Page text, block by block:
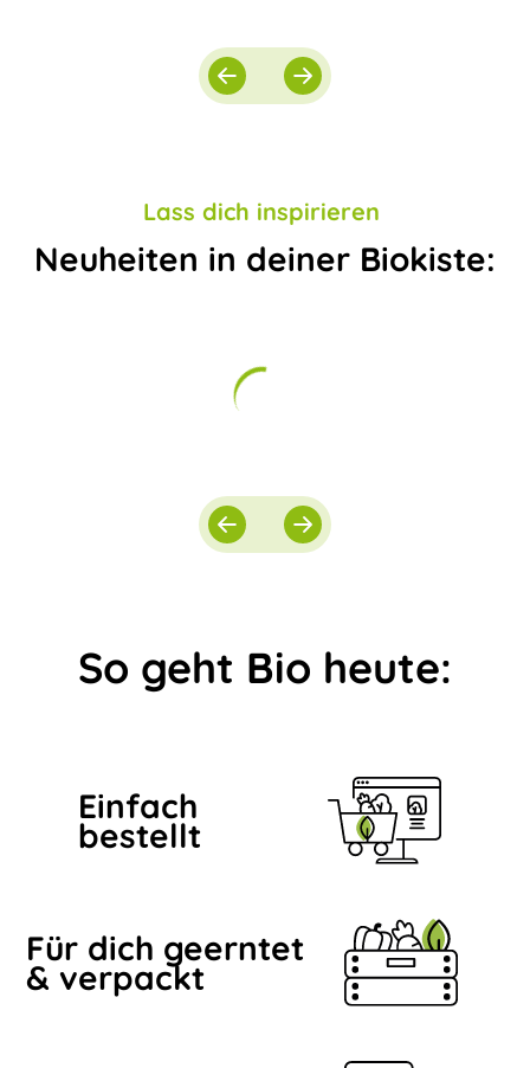
Lass dich inspirieren
Neuheiten in deiner Biokiste:
So geht Bio heute:
Einfach
bestellt
Für dich geerntet
& verpackt